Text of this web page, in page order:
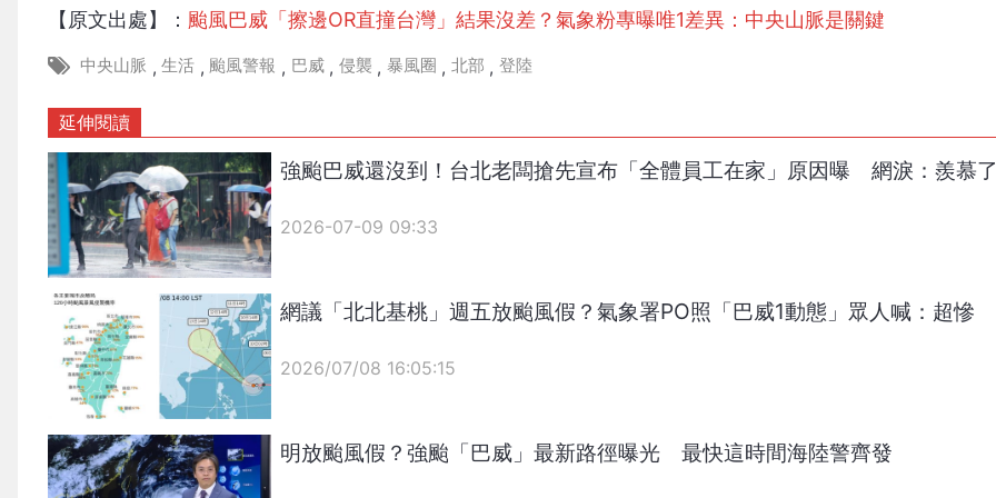
【原文出處】： 颱風巴威「擦邊OR直撞台灣」結果沒差？氣象粉專曝唯1差異：中央山脈是關鍵
中央山脈 , 生活 , 颱風警報 , 巴威 , 侵襲 , 暴風圈 , 北部 , 登陸
延伸閱讀
強颱巴威還沒到！台北老闆搶先宣布「全體員工在家」原因曝 網淚：羨慕
2026-07-09 09:33
{PLAYICON}
網議「北北基桃」週五放颱風假？氣象署PO照「巴威1動態」眾人喊：超慘
2026/07/08 16:05:15
明放颱風假？強颱「巴威」最新路徑曝光 最快這時間海陸警齊發